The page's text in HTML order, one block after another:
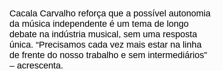
Cacala Carvalho reforça que a possível autonomia
da música independente é um tema de longo
debate na indústria musical, sem uma resposta
única. “Precisamos cada vez mais estar na linha
de frente do nosso trabalho e sem intermediários”
– acrescenta.